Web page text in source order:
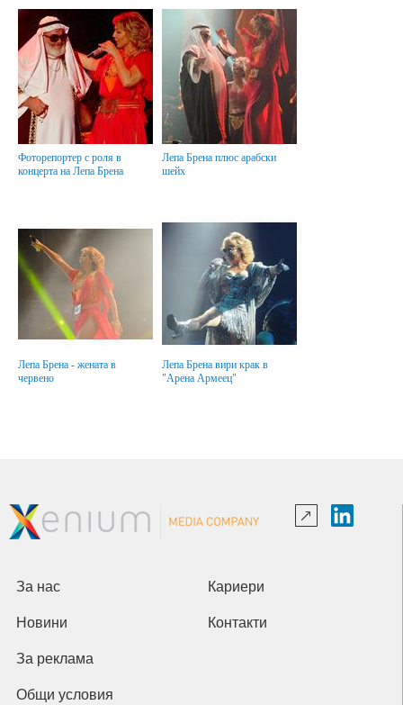
Фоторепортер с роля в
концерта на Лепа Брена
Лепа Брена плюс арабски
шейх
Лепа Брена - жената в
червено
Лепа Брена вири крак в
"Арена Армеец"
За нас Кариери
Новини Контакти
За реклама
Общи условия